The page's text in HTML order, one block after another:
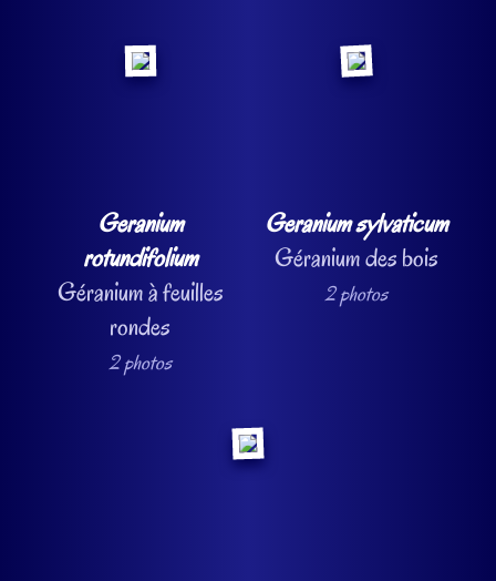
Geranium
rotundifolium
Géranium à feuilles
rondes
2 photos
Geranium sylvaticum
Géranium des bois
2 photos